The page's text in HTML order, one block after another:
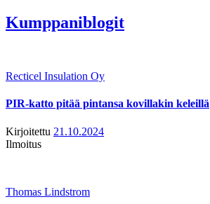
Kumppaniblogit
Recticel Insulation Oy
PIR-katto pitää pintansa kovillakin keleillä
Kirjoitettu 21.10.2024
Ilmoitus
Thomas Lindstrom